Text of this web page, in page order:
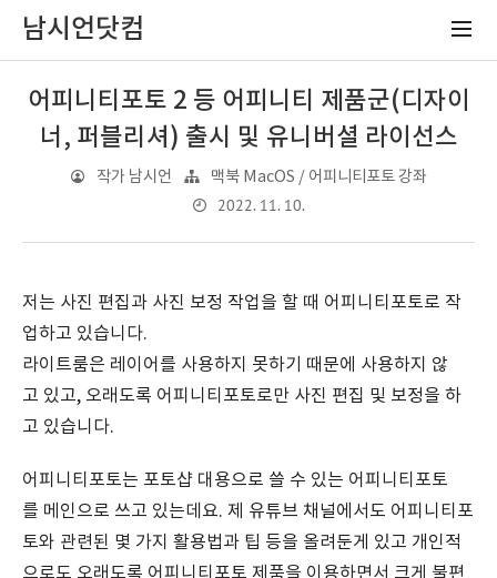
남시언닷컴
어피니티포토 2 등 어피니티 제품군(디자이
너, 퍼블리셔) 출시 및 유니버셜 라이선스
작가 남시언 맥북 MacOS / 어피니티포토 강좌
2022. 11. 10.
저는 사진 편집과 사진 보정 작업을 할 때 어피니티포토로 작
업하고 있습니다.
라이트룸은 레이어를 사용하지 못하기 때문에 사용하지 않
고 있고, 오래도록 어피니티포토로만 사진 편집 및 보정을 하
고 있습니다.
어피니티포토는 포토샵 대용으로 쓸 수 있는 어피니티포토
를 메인으로 쓰고 있는데요. 제 유튜브 채널에서도 어피니티포
토와 관련된 몇 가지 활용법과 팁 등을 올려둔게 있고 개인적
으로도 오래도록 어피니티포토 제품을 이용하면서 크게 불편